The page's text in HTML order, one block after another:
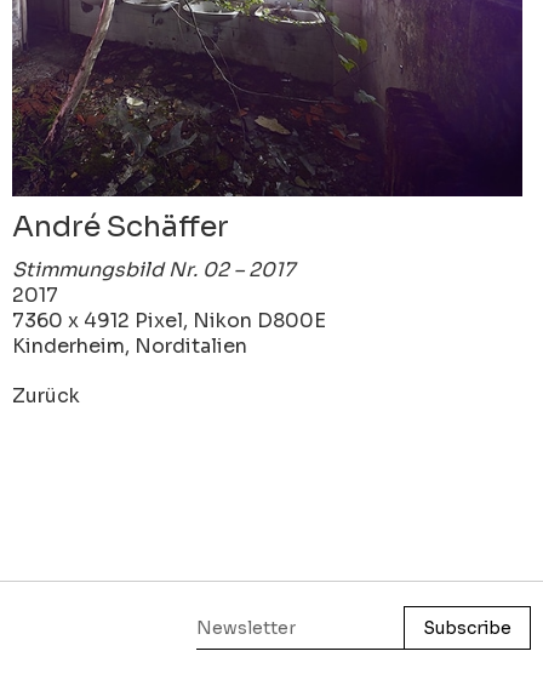
André Schäffer
Stimmungsbild Nr. 02 – 2017
2017
7360 x 4912 Pixel, Nikon D800E
Kinderheim, Norditalien
Zurück